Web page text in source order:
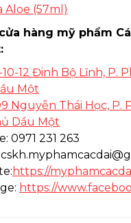
Aloe (57ml)
hàng mỹ phẩm
12 Đinh Bộ Lĩnh, P.
Một
Nguyễn Thái Học, P.
Dầu Một
0971 231 263
https://
https://